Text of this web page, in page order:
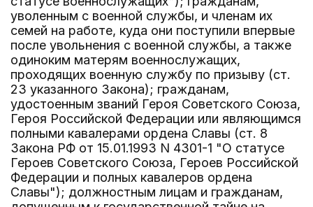
уволенным с военной службы, и членам их
семей на работе, куда они поступили впервые
после увольнения с военной службы, а также
одиноким матерям военнослужащих,
проходящих военную службу по призыву (ст.
23 указанного Закона); гражданам,
удостоенным званий Героя Советского Союза,
Героя Российской Федерации или являющимся
полными кавалерами ордена Славы (ст. 8
Закона РФ от 15.01.1993 N 4301-1 "О статусе
Героев Советского Союза, Героев Российской
Федерации и полных кавалеров ордена
Славы"); должностным лицам и гражданам,